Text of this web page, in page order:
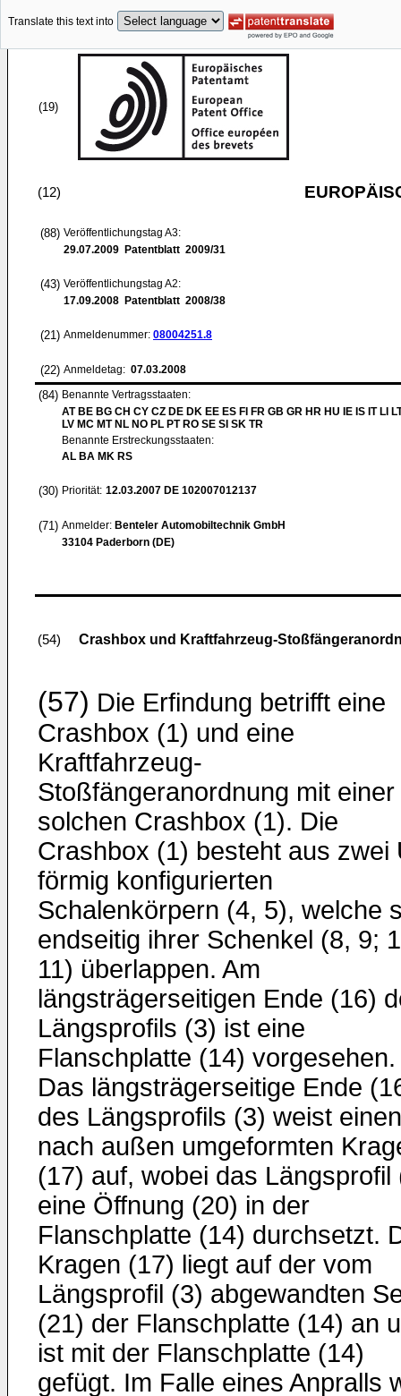
Translate this text into
(19)
(12)
(88) Veröffentlichungstag A3:
29.07.2009 Patentblatt 2009/31
(43) Veröffentlichungstag A2:
17.09.2008 Patentblatt 2008/38
(21) Anmeldenummer: 08004251.8
(22) Anmeldetag: 07.03.2008
(84) Benannte Vertragsstaaten:
AT BE BG CH CY CZ DE DK EE ES FI FR GB GR HR HU IE IS IT LI
LV MC MT NL NO PL PT RO SE SI SK TR
Benannte Erstreckungsstaaten:
AL BA MK RS
(30) Priorität: 12.03.2007 DE 102007012137
(71) Anmelder: Benteler Automobiltechnik GmbH
33104 Paderborn (DE)
(54) Crashbox und Kraftfahrzeug-
(57) Die Erfindung betrifft eine
Crashbox (1) und eine
Kraftfahrzeug-
Stoßfängeranordnung mit einer
solchen Crashbox (1). Die
Crashbox (1) besteht aus zwei
förmig konfigurierten
Schalenkörpern (4, 5), welche
endseitig ihrer Schenkel (8, 9;
11) überlappen. Am
längsträgerseitigen Ende (16)
Längsprofils (3) ist eine
Flanschplatte (14) vorgesehen.
Das längsträgerseitige Ende
des Längsprofils (3) weist einen
nach außen umgeformten
(17) auf, wobei das Längsprofil
eine Öffnung (20) in der
Flanschplatte (14) durchsetzt.
Kragen (17) liegt auf der vom
Längsprofil (3) abgewandten
(21) der Flanschplatte (14) an
ist mit der Flanschplatte (14)
gefügt. Im Falle eines Anpralls